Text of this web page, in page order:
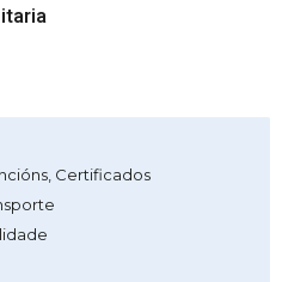
Certificados